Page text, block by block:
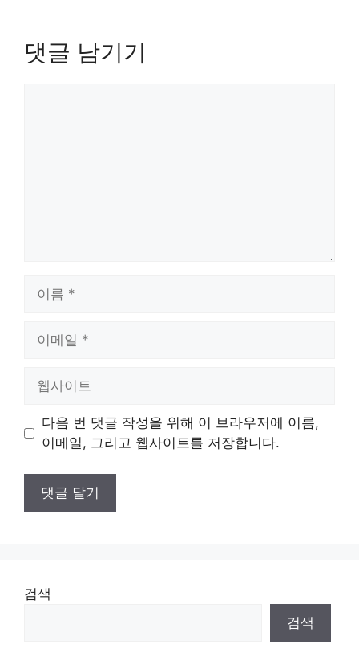
댓글 남기기
트
다음 번 댓글 작성을 위해 이 브라우저에 이름,
이메일, 그리고 웹사이트를 저장합니다.
검색
검색